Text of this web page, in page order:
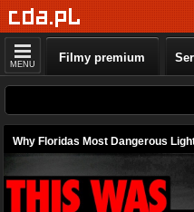
MENU Filmy premium
Why Floridas Most Dangerous